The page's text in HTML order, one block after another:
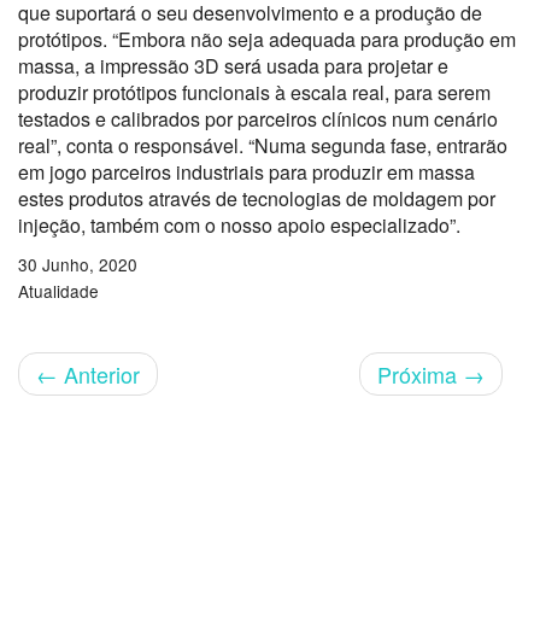
que suportará o seu desenvolvimento e a produção de
protótipos. “Embora não seja adequada para produção em
massa, a impressão 3D será usada para projetar e
produzir protótipos funcionais à escala real, para serem
testados e calibrados por parceiros clínicos num cenário
real”, conta o responsável. “Numa segunda fase, entrarão
em jogo parceiros industriais para produzir em massa
estes produtos através de tecnologias de moldagem por
injeção, também com o nosso apoio especializado”.
30 Junho, 2020
Atualidade
← Anterior Próxima →